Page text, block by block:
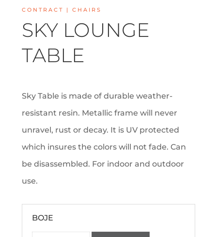
CONTRACT | CHAIRS
SKY LOUNGE
TABLE
Sky Table is made of durable weather-
resistant resin. Metallic frame will never
unravel, rust or decay. It is UV protected
which insures the colors will not fade. Can
be disassembled. For indoor and outdoor
use.
BOJE